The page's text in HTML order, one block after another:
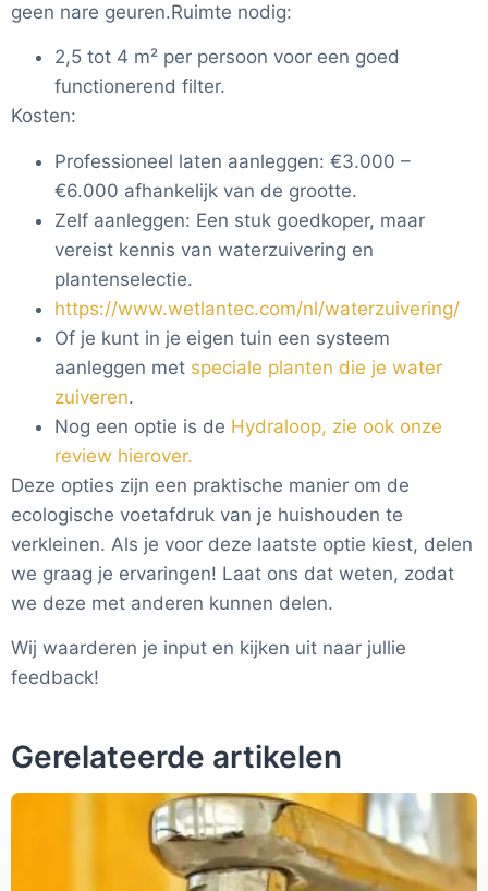
geen nare geuren.Ruimte nodig:
2,5 tot 4 m² per persoon voor een goed
functionerend filter.
Kosten:
Professioneel laten aanleggen: €3.000 –
€6.000 afhankelijk van de grootte.
Zelf aanleggen: Een stuk goedkoper, maar
vereist kennis van waterzuivering en
plantenselectie.
https://www.wetlantec.com/nl/waterzuivering/
Of je kunt in je eigen tuin een systeem
aanleggen met speciale planten die je water
zuiveren.
Nog een optie is de Hydraloop, zie ook onze
review hierover.
Deze opties zijn een praktische manier om de
ecologische voetafdruk van je huishouden te
verkleinen. Als je voor deze laatste optie kiest, delen
we graag je ervaringen! Laat ons dat weten, zodat
we deze met anderen kunnen delen.
Wij waarderen je input en kijken uit naar jullie
feedback!
Gerelateerde artikelen